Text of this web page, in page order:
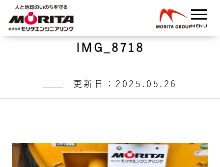
IMG_8718
更新日：2025.05.26